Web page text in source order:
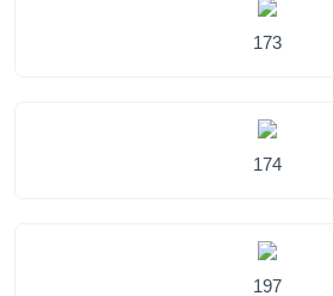
173
174
197